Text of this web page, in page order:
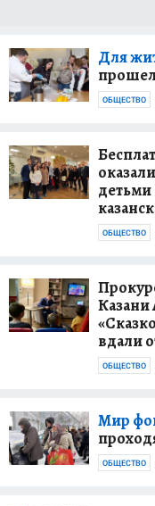
Для
ОБЩЕСТВО
ОБЩЕСТВО
Казани
вдали
ОБЩЕСТВО
Мир
ОБЩЕСТВО